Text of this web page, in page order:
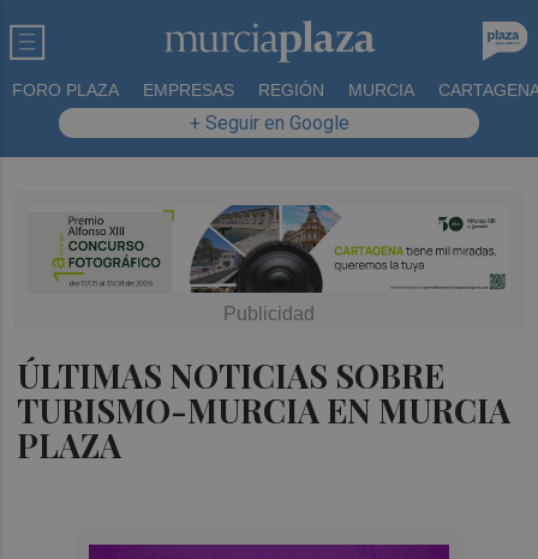
FORO PLAZA EMPRESAS REGIÓN MURCIA
+ Seguir en Google
ÚLTIMAS NOTICIAS SOBRE
TURISMO-MURCIA EN MURCIA
PLAZA